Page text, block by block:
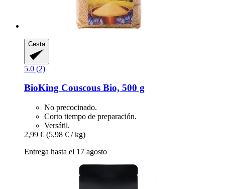
Cesta
5.0 (2)
BioKing Couscous Bio, 500 g
No precocinado.
Corto tiempo de preparación.
Versátil.
2,99 € (5,98 € / kg)
Entrega hasta el 17 agosto